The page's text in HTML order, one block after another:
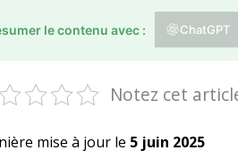
le contenu avec : ChatGPT
Notez cet
mise à jour le 5 juin 2025